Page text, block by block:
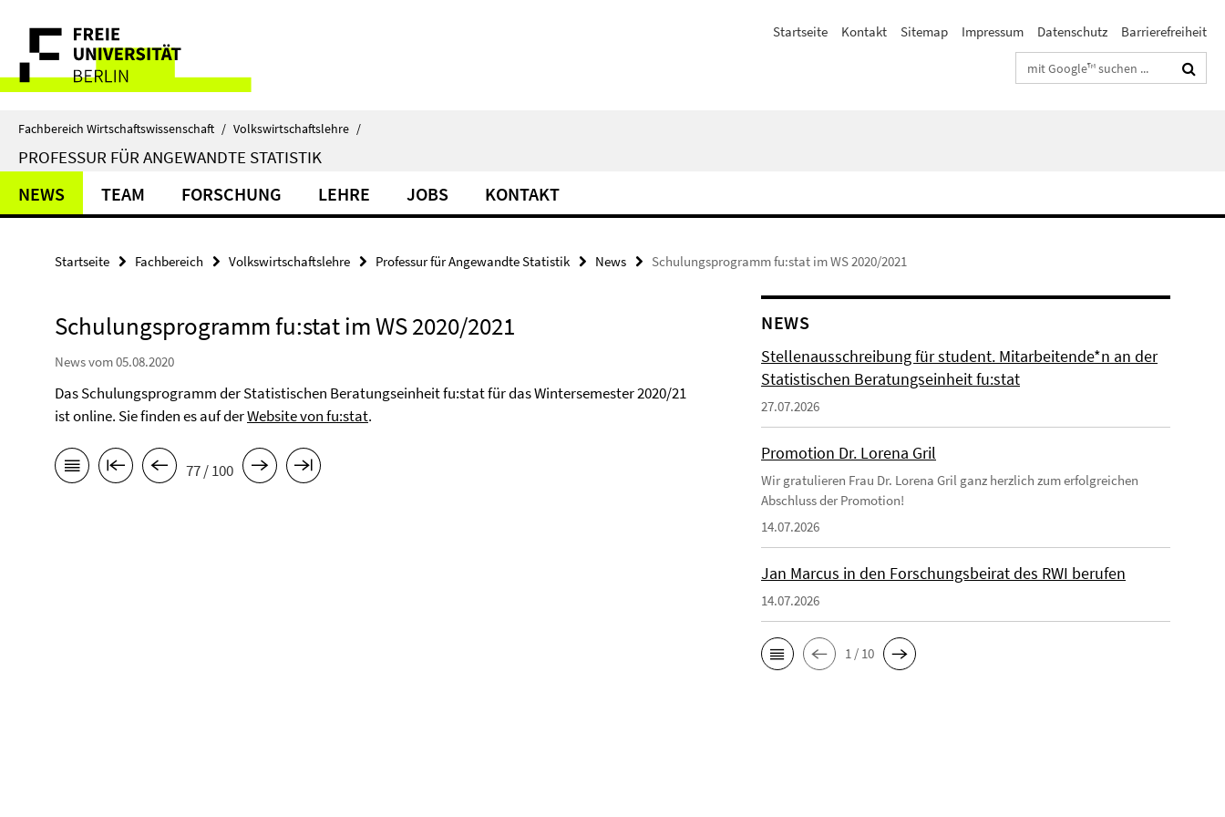
direkt
Inhalt
Service-
Navigation
Startseite Kontakt Sitemap Impressum Datenschutz
Barrierefreiheit
Suchbegriffe
Fachbereich Wirtschaftswissenschaft / Volkswirtschaftslehre /
PROFESSUR FÜR ANGEWANDTE STATISTIK
NEWS TEAM FORSCHUNG LEHRE JOBS KONTAKT
Startseite Fachbereich Volkswirtschaftslehre Professur für Angewandte Statistik News Schulungsprogramm fu:stat im WS 2020/2021
Schulungsprogramm fu:stat im WS 2020/2021
News vom 05.08.2020
Das Schulungsprogramm der Statistischen Beratungseinheit fu:stat für das Wintersemester 2020/21
ist online. Sie finden es auf derWebsite von fu:stat.
77 / 100
NEWS
Stellenausschreibung für student. Mitarbeitende*n an der
Statistischen Beratungseinheit fu:stat
27.07.2026
Promotion Dr. Lorena Gril
Wir gratulieren Frau Dr. Lorena Gril ganz herzlich zum erfolgreichen
Abschluss der Promotion!
14.07.2026
Jan Marcus in den Forschungsbeirat des RWI berufen
14.07.2026
1 / 10